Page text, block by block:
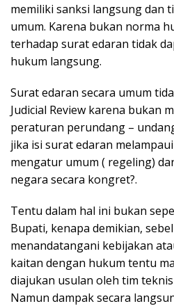
memiliki sanksi langsung dan
umum. Karena bukan norma
terhadap surat edaran tidak
hukum langsung.
Surat edaran secara umum
Judicial Review karena bukan
peraturan perundang –
jika isi surat edaran
mengatur umum ( regeling)
negara secara kongret?.
Tentu dalam hal ini bukan
Bupati, kenapa demikian,
menandatangani kebijakan
kaitan dengan hukum tentu
diajukan usulan oleh tim
Namun dampak secara